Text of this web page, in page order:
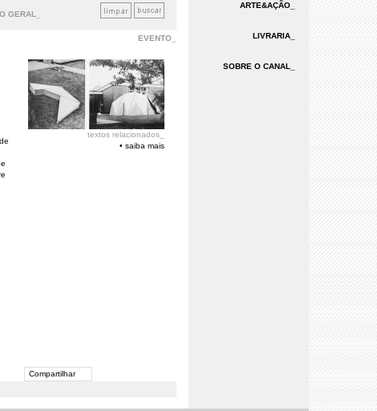
GERAL_
EVENTO_
textos relacionados_
• saiba mais
Compartilhar
ARTE&AÇÃO_
LIVRARIA_
SOBRE O CANAL_